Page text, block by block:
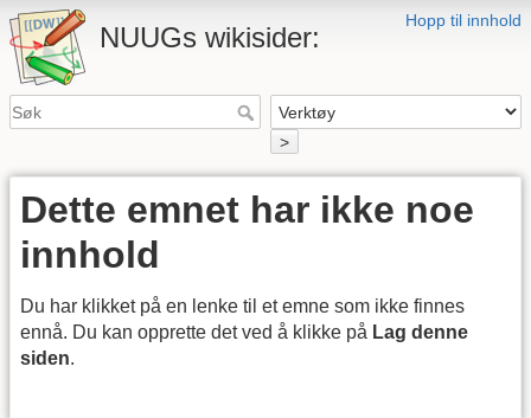
Hopp til innhold
NUUGs wikisider:
>
Dette emnet har ikke noe
innhold
Du har klikket på en lenke til et emne som ikke finnes
ennå. Du kan opprette det ved å klikke på Lag denne
siden.